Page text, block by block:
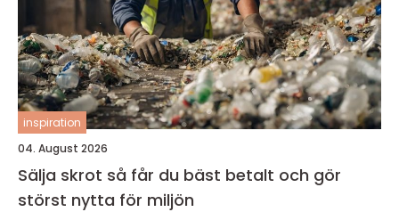
inspiration
04. August 2026
Sälja skrot så får du bäst betalt och gör
störst nytta för miljön